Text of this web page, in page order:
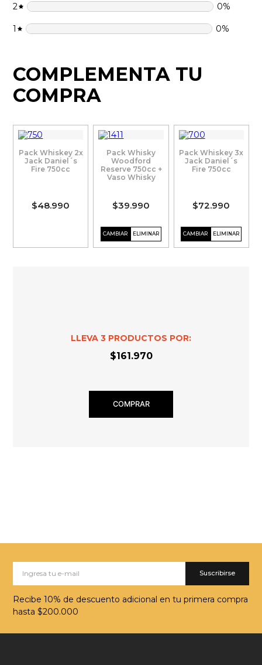
2 0%
1 0%
COMPLEMENTA TU
COMPRA
Pack Whiskey 2x
Jack Daniel´s
Fire 750cc
$48.990
Pack Whiskey 3x
Jack Daniel´s
Fire 750cc
$72.990
Pack Whisky
Woodford
Reserve 750cc +
Vaso Whisky
$39.990
LLEVA 3 PRODUCTOS POR:
$161.970
COMPRAR
Suscribirse
Recibe 10% de descuento adicional en tu primera compra
hasta $200.000